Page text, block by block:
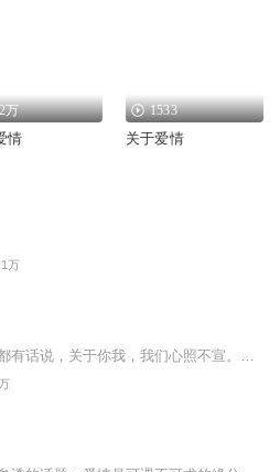
万
情
1533
关于爱情
万